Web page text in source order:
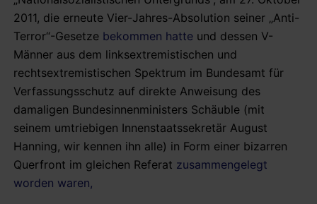
2011, die erneute Vier-Jahres-Absolution seiner „Anti-
Terror“-Gesetze bekommen hatte und dessen V-
Männer aus dem linksextremistischen und
rechtsextremistischen Spektrum im Bundesamt für
Verfassungsschutz auf direkte Anweisung des
damaligen Bundesinnenministers Schäuble (mit
seinem umtriebigen Innenstaatssekretär August
Hanning, wir kennen ihn alle) in Form einer bizarren
Querfront im gleichen Referat zusammengelegt
worden waren,